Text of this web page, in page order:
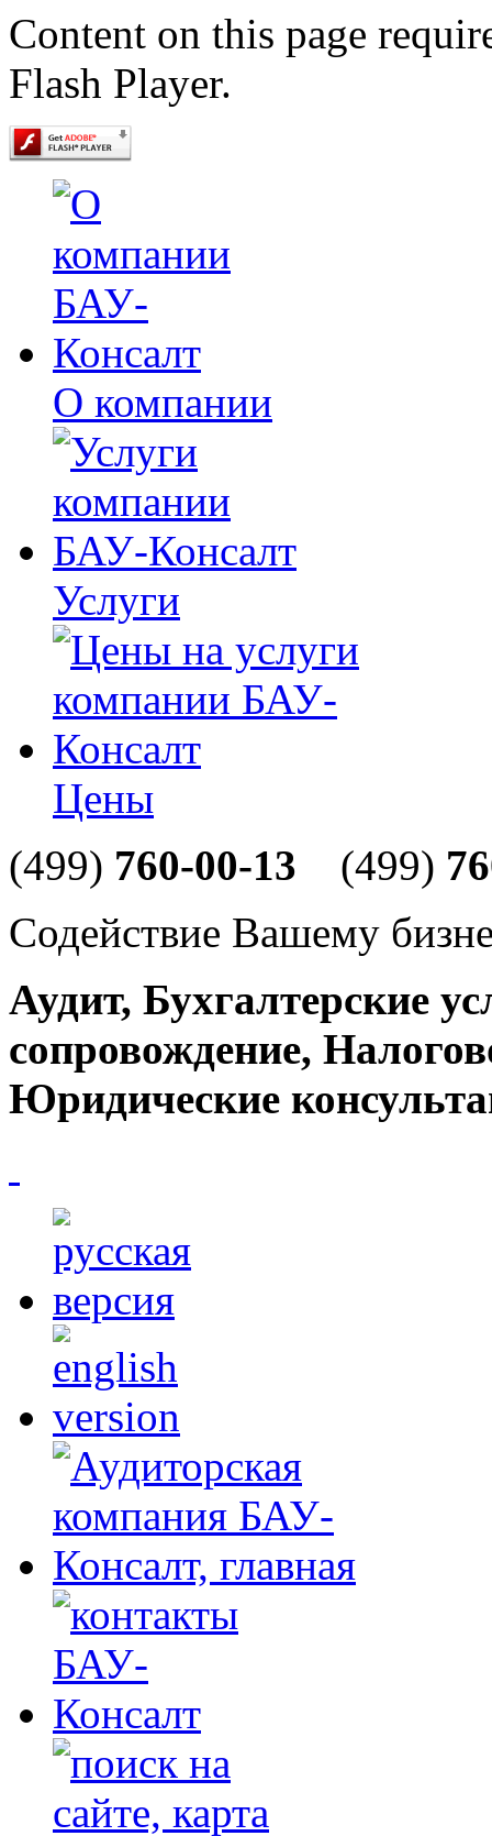
Content on this page
Flash Player.
О компании
Услуги
Цены
(499) 760-00-13 (499)
Содействие Вашему
Аудит, Бухгалтерские
сопровождение,
Юридические